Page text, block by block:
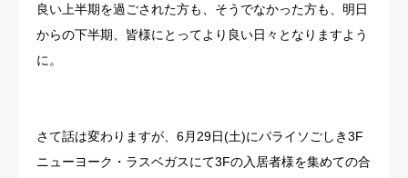
良い上半期を過ごされた方も、そうでなかった方も、明日
からの下半期、皆様にとってより良い日々となりますよう
に。
さて話は変わりますが、6月29日(土)にパライソごしき3F
ニューヨーク・ラスベガスにて3Fの入居者様を集めての合